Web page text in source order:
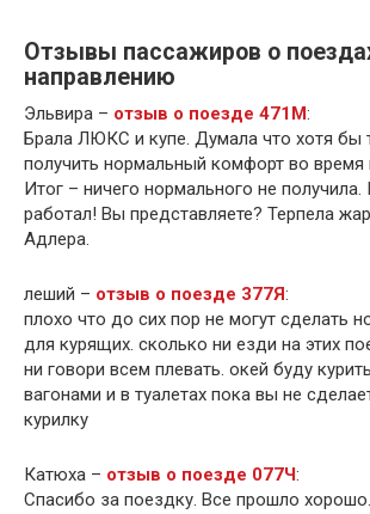
Отзывы пассажиров о
направлению
Эльвира – отзыв о поезде 471М:
Брала ЛЮКС и купе. Думала что хотя бы
получить нормальный комфорт во время
Итог – ничего нормального не
работал! Вы представляете? Терпела
Адлера.
леший – отзыв о поезде 377Я:
плохо что до сих пор не могут сделать
для курящих. сколько ни езди на этих
ни говори всем плевать. окей буду
вагонами и в туалетах пока вы не
курилку
Катюха – отзыв о поезде 077Ч:
Спасибо за поездку. Все прошло хорошо.